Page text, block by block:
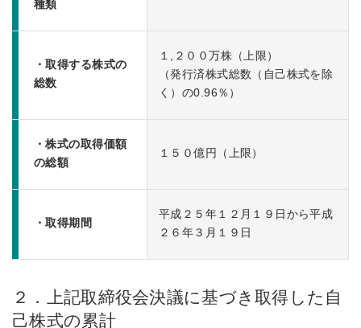
種類
・取得する株式の
総数
１,２００万株（上限）
（発行済株式総数（自己株式を除
く）の0.96％）
・株式の取得価額
の総額
１５０億円（上限）
・取得期間
平成２５年１２月１９日から平成
２６年３月１９日
２．上記取締役会決議に基づき取得した自
己株式の累計